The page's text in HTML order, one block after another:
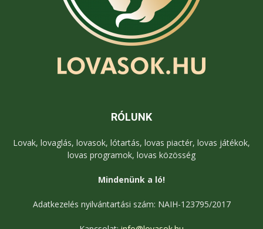
RÓLUNK
Lovak, lovaglás, lovasok, lótartás, lovas piactér, lovas játékok,
lovas programok, lovas közösség
Mindenünk a ló!
Adatkezelés nyilvántartási szám: NAIH-123795/2017